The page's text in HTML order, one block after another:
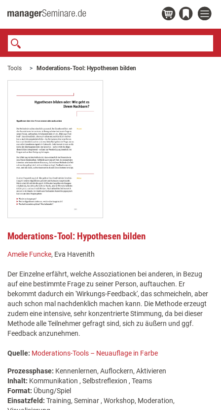
Tools Moderations-Tool: Hypothesen bilden
Moderations-Tool: Hypothesen bilden
Amelie Funcke, Eva Havenith
Der Einzelne erfährt, welche Assoziationen bei anderen, in Bezug
auf eine bestimmte Frage zu seiner Person, auftauchen. Er
bekommt dadurch ein 'Wirkungs-Feedback', das schmeicheln, aber
auch schon mal nachdenklich machen kann. Die Methode erzeugt
zudem eine intensive, sehr konzentrierte Stimmung, da bei dieser
Methode alle Teilnehmer gefragt sind, sich zu äußern und ggf.
Feedback anzunehmen.
Quelle: Moderations-Tools – Neuauflage in Farbe
Prozessphase: Kennenlernen, Auflockern, Aktivieren
Inhalt: Kommunikation , Selbstreflexion , Teams
Format: Übung/Spiel
Einsatzfeld: Training, Seminar , Workshop, Moderation,